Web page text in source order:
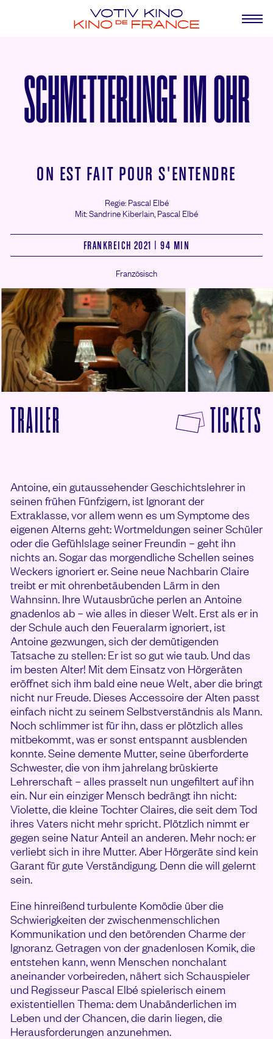
SCHMETTERLINGE IM OHR
ON EST FAIT POUR S'ENTENDRE
Regie: Pascal Elbé
Mit: Sandrine Kiberlain, Pascal Elbé
FRANKREICH 2021 | 94 MIN
Französisch
TRAILER
TICKETS
Antoine, ein gutaussehender Geschichtslehrer in
seinen frühen Fünfzigern, ist Ignorant der
Extraklasse, vor allem wenn es um Symptome des
eigenen Alterns geht: Wortmeldungen seiner Schüler
oder die Gefühlslage seiner Freundin – geht ihn
nichts an. Sogar das morgendliche Schellen seines
Weckers ignoriert er. Seine neue Nachbarin Claire
treibt er mit ohrenbetäubenden Lärm in den
Wahnsinn. Ihre Wutausbrüche perlen an Antoine
gnadenlos ab – wie alles in dieser Welt. Erst als er in
der Schule auch den Feueralarm ignoriert, ist
Antoine gezwungen, sich der demütigenden
Tatsache zu stellen: Er ist so gut wie taub. Und das
im besten Alter! Mit dem Einsatz von Hörgeräten
eröffnet sich ihm bald eine neue Welt, aber die bringt
nicht nur Freude. Dieses Accessoire der Alten passt
einfach nicht zu seinem Selbstverständnis als Mann.
Noch schlimmer ist für ihn, dass er plötzlich alles
mitbekommt, was er sonst entspannt ausblenden
konnte. Seine demente Mutter, seine überforderte
Schwester, die von ihm jahrelang brüskierte
Lehrerschaft – alles prasselt nun ungefiltert auf ihn
ein. Nur ein einziger Mensch bedrängt ihn nicht:
Violette, die kleine Tochter Claires, die seit dem Tod
ihres Vaters nicht mehr spricht. Plötzlich nimmt er
gegen seine Natur Anteil an anderen. Mehr noch: er
verliebt sich in ihre Mutter. Aber Hörgeräte sind kein
Garant für gute Verständigung. Denn die will gelernt
sein.
Eine hinreißend turbulente Komödie über die
Schwierigkeiten der zwischenmenschlichen
Kommunikation und den betörenden Charme der
Ignoranz. Getragen von der gnadenlosen Komik, die
entstehen kann, wenn Menschen nonchalant
aneinander vorbeireden, nähert sich Schauspieler
und Regisseur Pascal Elbé spielerisch einem
existentiellen Thema: dem Unabänderlichen im
Leben und der Chancen, die darin liegen, die
Herausforderungen anzunehmen.